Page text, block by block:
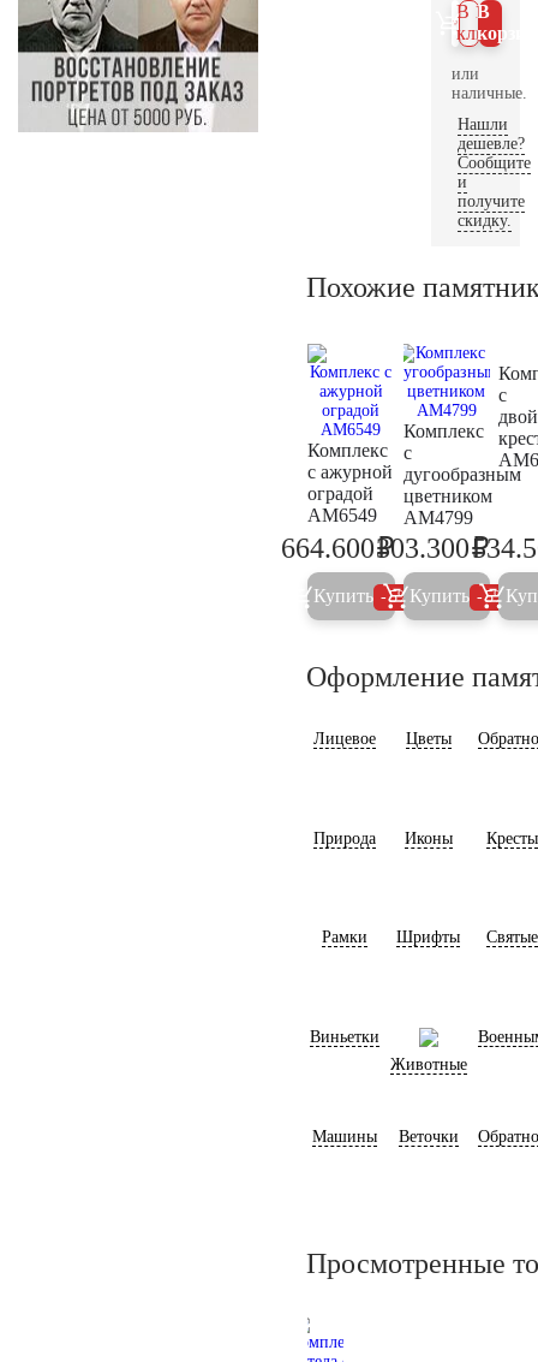
В
В 1
клик
или
наличные.
Нашли
дешевле?
Сообщите
и
получите
скидку.
Похожие
Комплекс
с ажурной
оградой
AM6549
699.600
664.600₽
Купить 5%
Комплекс
с
дугообразным
цветником
AM4799
303.300₽
Купить 5%
с
Оформление
Лицевое Цветы
Природа Иконы Кресты
Рамки Шрифты Святые
Виньетки
Животные
Машины Веточки
Просмотренные